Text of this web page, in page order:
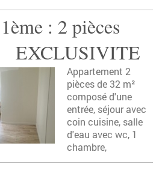
: 2 pièces
EXCLUSIVITE
Appartement 2
pièces de 32 m²
composé d'une
entrée, séjour avec
coin cuisine, salle
d'eau avec wc, 1
chambre,